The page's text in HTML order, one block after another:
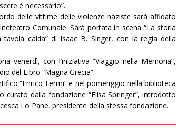
è necessario”.
delle vittime delle violenze naziste sarà affidato
Comunale. Sarà portata in scena “La storia
calda” di Isaac B. Singer, con la regia della
venerdì, con l’iniziativa “Viaggio nella Memoria”,
del Libro “Magna Grecia”.
“Enrico Fermi” e nel pomeriggio nella biblioteca
curato dalla fondazione “Elisa Springer”, introdotto
Lo Pane, presidente della stessa fondazione.